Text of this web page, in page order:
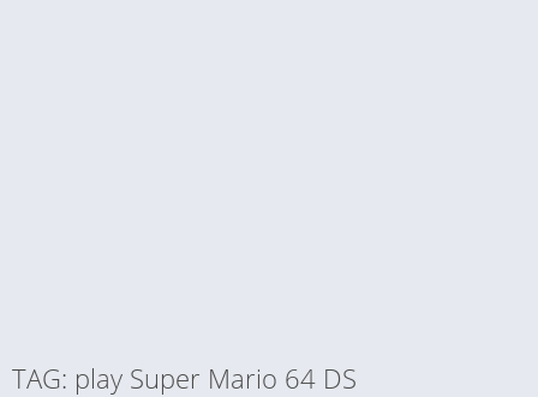
TAG: play Super Mario 64 DS